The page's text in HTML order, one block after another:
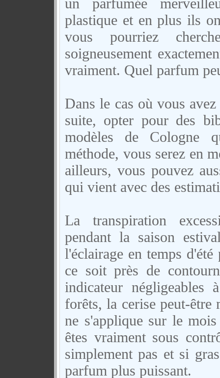
plastique et en plus ils
vous pourriez
soigneusement
vraiment. Quel parfum
Dans le cas où vous
suite, opter pour des
modèles de Cologne
méthode, vous serez en
ailleurs, vous pouvez
qui vient avec des
La transpiration
pendant la saison
l'éclairage en temps
ce soit près de
indicateur
forêts, la cerise peut-être
ne s'applique sur le
êtes vraiment sous
simplement pas et si
parfum plus puissant.